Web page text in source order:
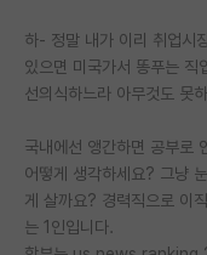
취업 게시판
임용 후기 게시판
인문사회 계열 게
특수/전문대학원 게
하- 정말 내가 이리 취업시
있으면 미국가서 똥푸는 직
선의식하느라 아무것도 못
국내에선 앵간하면 공부로
어떻게 생각하세요? 그냥
게 살까요? 경력직으로 이
는 1인입니다.